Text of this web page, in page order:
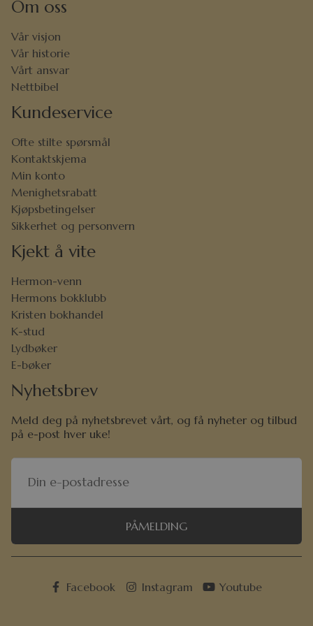
Om oss
Vår visjon
Vår historie
Vårt ansvar
Nettbibel
Kundeservice
Ofte stilte spørsmål
Kontaktskjema
Min konto
Menighetsrabatt
Kjøpsbetingelser
Sikkerhet og personvern
Kjekt å vite
Hermon-venn
Hermons bokklubb
Kristen bokhandel
K-stud
Lydbøker
E-bøker
Nyhetsbrev
Meld deg på nyhetsbrevet vårt, og få nyheter og tilbud
på e-post hver uke!
PÅMELDING
Facebook Instagram Youtube